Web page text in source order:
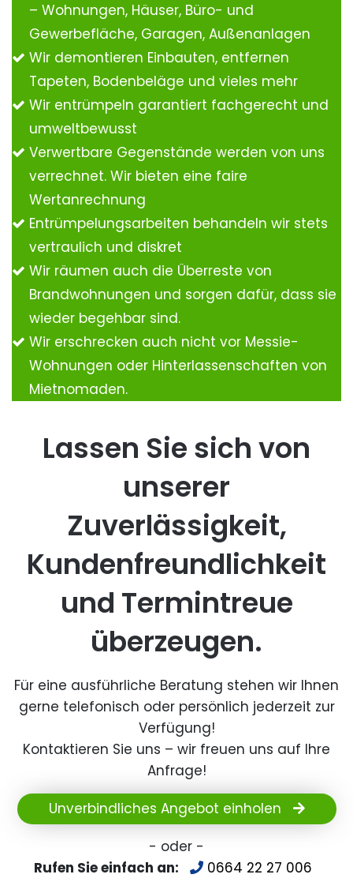
– Wohnungen, Häuser, Büro- und
Gewerbefläche, Garagen, Außenanlagen
Wir demontieren Einbauten, entfernen
Tapeten, Bodenbeläge und vieles mehr
Wir entrümpeln garantiert fachgerecht und
umweltbewusst
Verwertbare Gegenstände werden von uns
verrechnet. Wir bieten eine faire
Wertanrechnung
Entrümpelungsarbeiten behandeln wir stets
vertraulich und diskret
Wir räumen auch die Überreste von
Brandwohnungen und sorgen dafür, dass sie
wieder begehbar sind.
Wir erschrecken auch nicht vor Messie-
Wohnungen oder Hinterlassenschaften von
Mietnomaden.
Lassen Sie sich von
unserer
Zuverlässigkeit,
Kundenfreundlichkeit
und Termintreue
überzeugen.
Für eine ausführliche Beratung stehen wir Ihnen
gerne telefonisch oder persönlich jederzeit zur
Verfügung!
Kontaktieren Sie uns – wir freuen uns auf Ihre
Anfrage!
Unverbindliches Angebot einholen
- oder -
Rufen Sie einfach an:
0664 22 27 006